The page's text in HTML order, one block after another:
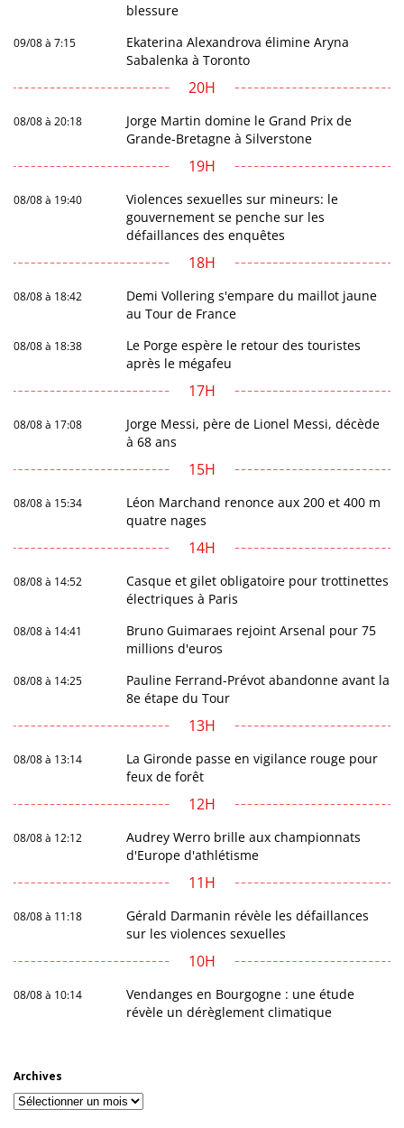
blessure
09/08 à 7:15
Ekaterina Alexandrova élimine Aryna
Sabalenka à Toronto
20H
08/08 à 20:18
Jorge Martin domine le Grand Prix de
Grande-Bretagne à Silverstone
19H
08/08 à 19:40
Violences sexuelles sur mineurs: le
gouvernement se penche sur les
défaillances des enquêtes
18H
08/08 à 18:42
Demi Vollering s'empare du maillot jaune
au Tour de France
08/08 à 18:38
Le Porge espère le retour des touristes
après le mégafeu
17H
08/08 à 17:08
Jorge Messi, père de Lionel Messi, décède
à 68 ans
15H
08/08 à 15:34
Léon Marchand renonce aux 200 et 400 m
quatre nages
14H
08/08 à 14:52
Casque et gilet obligatoire pour trottinettes
électriques à Paris
08/08 à 14:41
Bruno Guimaraes rejoint Arsenal pour 75
millions d'euros
08/08 à 14:25
Pauline Ferrand-Prévot abandonne avant la
8e étape du Tour
13H
08/08 à 13:14
La Gironde passe en vigilance rouge pour
feux de forêt
12H
08/08 à 12:12
Audrey Werro brille aux championnats
d'Europe d'athlétisme
11H
08/08 à 11:18
Gérald Darmanin révèle les défaillances
sur les violences sexuelles
10H
08/08 à 10:14
Vendanges en Bourgogne : une étude
révèle un dérèglement climatique
Archives
Archives